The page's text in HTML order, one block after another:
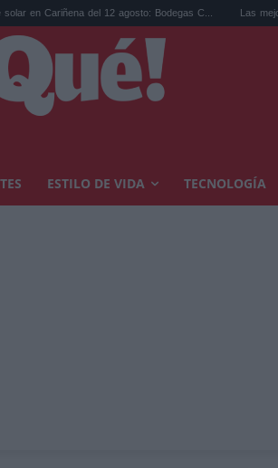
del 12 agosto: Bodegas C... Las mejores
ESTILO DE VIDA TECNOLOGÍA